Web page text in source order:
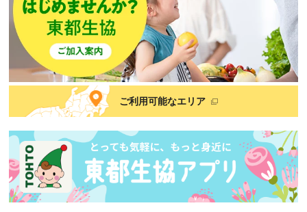
ご利用可能なエリア